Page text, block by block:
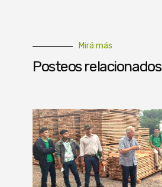
Mirá más
Posteos relacionados